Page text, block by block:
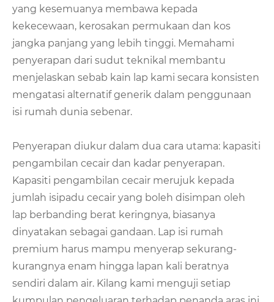
yang kesemuanya membawa kepada
kekecewaan, kerosakan permukaan dan kos
jangka panjang yang lebih tinggi. Memahami
penyerapan dari sudut teknikal membantu
menjelaskan sebab kain lap kami secara konsisten
mengatasi alternatif generik dalam penggunaan
isi rumah dunia sebenar.
Penyerapan diukur dalam dua cara utama: kapasiti
pengambilan cecair dan kadar penyerapan.
Kapasiti pengambilan cecair merujuk kepada
jumlah isipadu cecair yang boleh disimpan oleh
lap berbanding berat keringnya, biasanya
dinyatakan sebagai gandaan. Lap isi rumah
premium harus mampu menyerap sekurang-
kurangnya enam hingga lapan kali beratnya
sendiri dalam air. Kilang kami menguji setiap